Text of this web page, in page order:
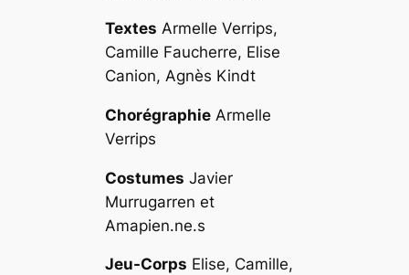
Textes Armelle Verrips,
Camille Faucherre, Elise
Canion, Agnès Kindt
Chorégraphie Armelle
Verrips
Costumes Javier
Murrugarren et
Amapien.ne.s
Jeu-Corps Elise, Camille,